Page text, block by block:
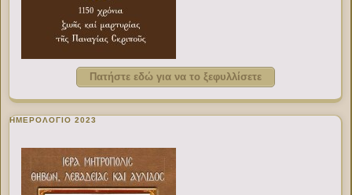
Πατήστε εδώ για να το ξεφυλλίσετε
ΗΜΕΡΟΛΟΓΙΟ 2023